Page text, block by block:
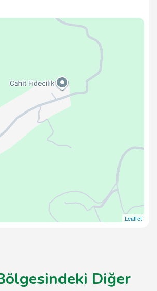
Leaflet
Diğer